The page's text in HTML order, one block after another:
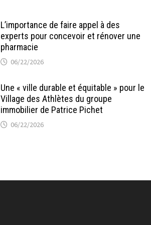
L’importance de faire appel à des
experts pour concevoir et rénover une
pharmacie
06/22/2026
Une « ville durable et équitable » pour le
Village des Athlètes du groupe
immobilier de Patrice Pichet
06/22/2026